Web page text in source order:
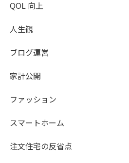
QOL 向上
人生観
ブログ運営
家計公開
ファッション
スマートホーム
注文住宅の反省点